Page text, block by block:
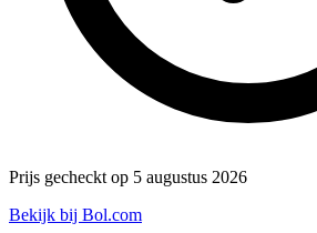
Prijs gecheckt op 5 augustus 2026
Bekijk bij Bol.com